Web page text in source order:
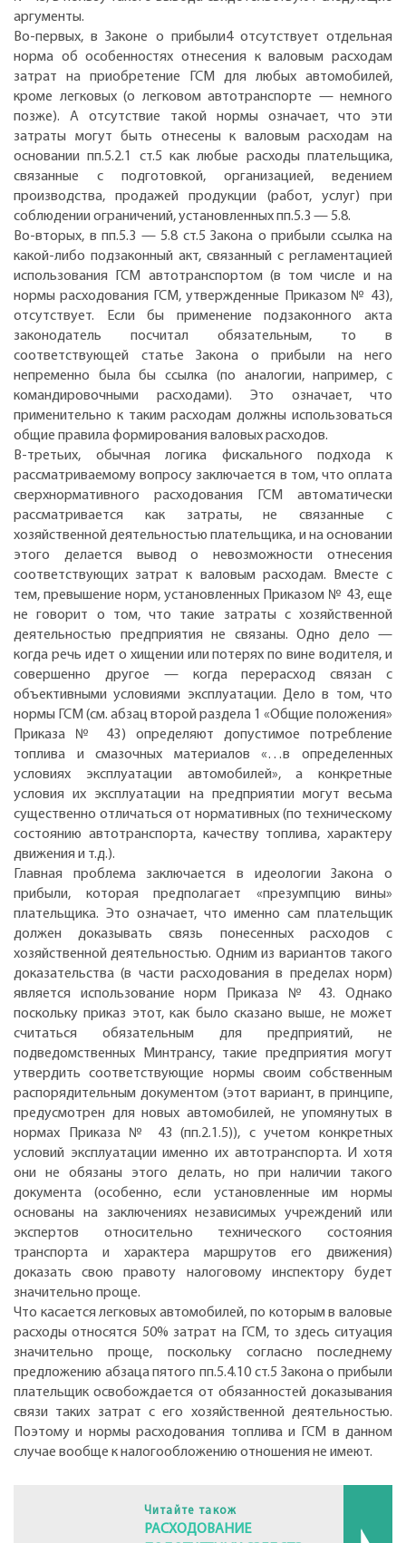
аргументы.
Во-первых, в Законе о прибыли4 отсутствует отдельная
норма об особенностях отнесения к валовым расходам
затрат на приобретение ГСМ для любых автомобилей,
кроме легковых (о легковом автотранспорте — немного
позже). А отсутствие такой нормы означает, что эти
затраты могут быть отнесены к валовым расходам на
основании пп.5.2.1 ст.5 как любые расходы плательщика,
связанные с подготовкой, организацией, ведением
производства, продажей продукции (работ, услуг) при
соблюдении ограничений, установленных пп.5.3 — 5.8.
Во-вторых, в пп.5.3 — 5.8 ст.5 Закона о прибыли ссылка на
какой-либо подзаконный акт, связанный с регламентацией
использования ГСМ автотранспортом (в том числе и на
нормы расходования ГСМ, утвержденные Приказом № 43),
отсутствует. Если бы применение подзаконного акта
законодатель посчитал обязательным, то в
соответствующей статье Закона о прибыли на него
непременно была бы ссылка (по аналогии, например, с
командировочными расходами). Это означает, что
применительно к таким расходам должны использоваться
общие правила формирования валовых расходов.
В-третьих, обычная логика фискального подхода к
рассматриваемому вопросу заключается в том, что оплата
сверхнормативного расходования ГСМ автоматически
рассматривается как затраты, не связанные с
хозяйственной деятельностью плательщика, и на основании
этого делается вывод о невозможности отнесения
соответствующих затрат к валовым расходам. Вместе с
тем, превышение норм, установленных Приказом № 43, еще
не говорит о том, что такие затраты с хозяйственной
деятельностью предприятия не связаны. Одно дело —
когда речь идет о хищении или потерях по вине водителя, и
совершенно другое — когда перерасход связан с
объективными условиями эксплуатации. Дело в том, что
нормы ГСМ (см. абзац второй раздела 1 «Общие положения»
Приказа № 43) определяют допустимое потребление
топлива и смазочных материалов «…в определенных
условиях эксплуатации автомобилей», а конкретные
условия их эксплуатации на предприятии могут весьма
существенно отличаться от нормативных (по техническому
состоянию автотранспорта, качеству топлива, характеру
движения и т.д.).
Главная проблема заключается в идеологии Закона о
прибыли, которая предполагает «презумпцию вины»
плательщика. Это означает, что именно сам плательщик
должен доказывать связь понесенных расходов с
хозяйственной деятельностью. Одним из вариантов такого
доказательства (в части расходования в пределах норм)
является использование норм Приказа № 43. Однако
поскольку приказ этот, как было сказано выше, не может
считаться обязательным для предприятий, не
подведомственных Минтрансу, такие предприятия могут
утвердить соответствующие нормы своим собственным
распорядительным документом (этот вариант, в принципе,
предусмотрен для новых автомобилей, не упомянутых в
нормах Приказа № 43 (пп.2.1.5)), с учетом конкретных
условий эксплуатации именно их автотранспорта. И хотя
они не обязаны этого делать, но при наличии такого
документа (особенно, если установленные им нормы
основаны на заключениях независимых учреждений или
экспертов относительно технического состояния
транспорта и характера маршрутов его движения)
доказать свою правоту налоговому инспектору будет
значительно проще.
Что касается легковых автомобилей, по которым в валовые
расходы относятся 50% затрат на ГСМ, то здесь ситуация
значительно проще, поскольку согласно последнему
предложению абзаца пятого пп.5.4.10 ст.5 Закона о прибыли
плательщик освобождается от обязанностей доказывания
связи таких затрат с его хозяйственной деятельностью.
Поэтому и нормы расходования топлива и ГСМ в данном
случае вообще к налогообложению отношения не имеют.
Читайте також
РАСХОДОВАНИЕ